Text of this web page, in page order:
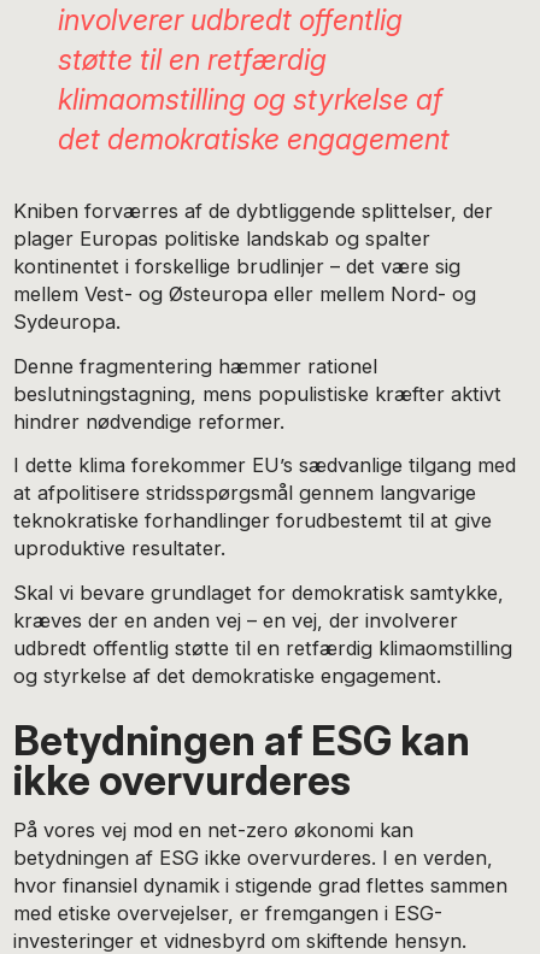
involverer udbredt offentlig
støtte til en retfærdig
klimaomstilling og styrkelse af
det demokratiske engagement
Kniben forværres af de dybtliggende splittelser, der
plager Europas politiske landskab og spalter
kontinentet i forskellige brudlinjer – det være sig
mellem Vest- og Østeuropa eller mellem Nord- og
Sydeuropa.
Denne fragmentering hæmmer rationel
beslutningstagning, mens populistiske kræfter aktivt
hindrer nødvendige reformer.
I dette klima forekommer EU’s sædvanlige tilgang med
at afpolitisere stridsspørgsmål gennem langvarige
teknokratiske forhandlinger forudbestemt til at give
uproduktive resultater.
Skal vi bevare grundlaget for demokratisk samtykke,
kræves der en anden vej – en vej, der involverer
udbredt offentlig støtte til en retfærdig klimaomstilling
og styrkelse af det demokratiske engagement.
Betydningen af ESG kan
ikke overvurderes
På vores vej mod en net-zero økonomi kan
betydningen af ESG ikke overvurderes. I en verden,
hvor finansiel dynamik i stigende grad flettes sammen
med etiske overvejelser, er fremgangen i ESG-
investeringer et vidnesbyrd om skiftende hensyn.